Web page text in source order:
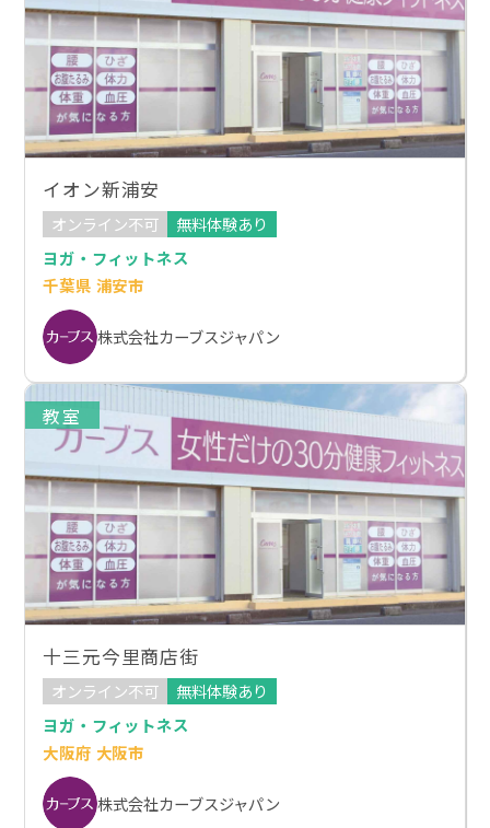
イオン新浦安
オンライン不可
無料体験あり
ヨガ・フィットネス
千葉県 浦安市
株式会社カーブスジャパン
教室
十三元今里商店街
オンライン不可
無料体験あり
ヨガ・フィットネス
大阪府 大阪市
株式会社カーブスジャパン